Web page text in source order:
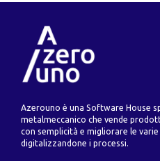
Azerouno è una Software House
metalmeccanico che vende
con semplicità e migliorare le
digitalizzandone i processi.